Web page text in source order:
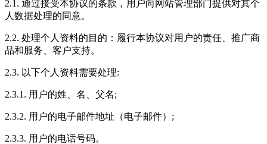
2.1. 通过接受本协议的条款，用户向网站管理部门提供对其个
人数据处理的同意。
2.2. 处理个人资料的目的：履行本协议对用户的责任、推广商
品和服务、客户支持。
2.3. 以下个人资料需要处理:
2.3.1. 用户的姓、名、父名;
2.3.2. 用户的电子邮件地址（电子邮件）;
2.3.3. 用户的电话号码。